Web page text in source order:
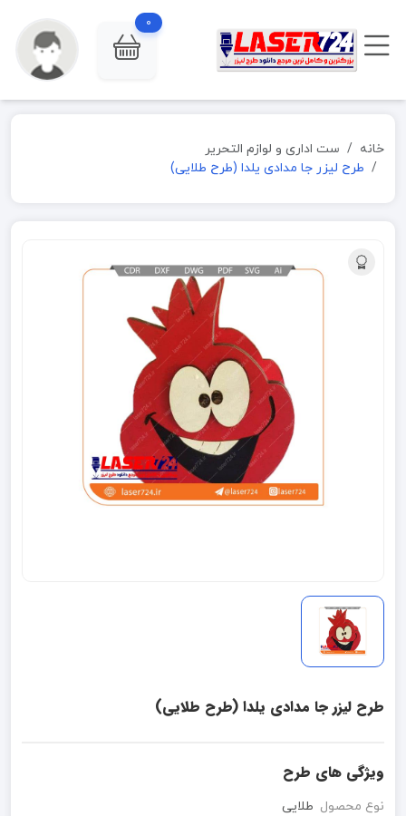
0
خانه
ست اداری و لوازم التحریر
طرح لیزر جا مدادی یلدا (طرح طلایی)
طرح لیزر جا مدادی یلدا (طرح طلایی)
ویژگی های طرح
نوع محصول طلایی